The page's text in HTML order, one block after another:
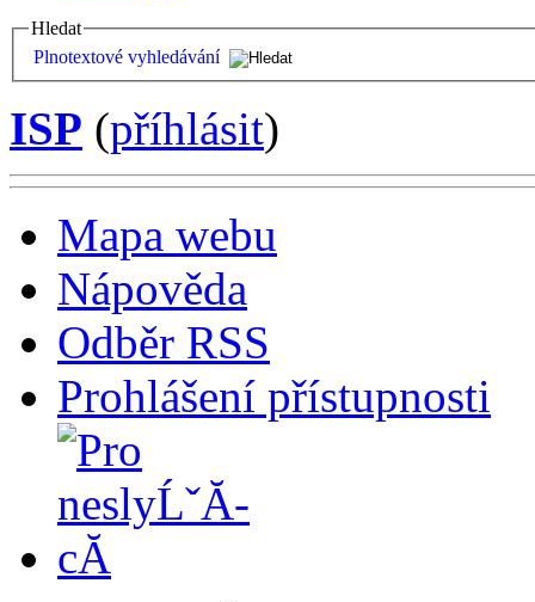
Hledat
Plnotextové vyhledávání
ISP (příhlásit)
Mapa webu
Nápověda
Odběr RSS
Prohlášení přístupnosti